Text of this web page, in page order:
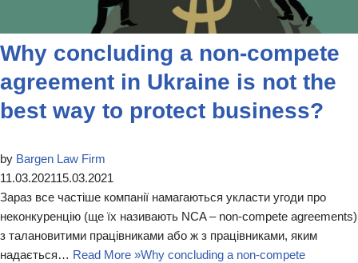
Why concluding a non-compete
agreement in Ukraine is not the
best way to protect business?
by Bargen Law Firm
11.03.202115.03.2021
Зараз все частіше компанії намагаються укласти угоди про
неконкуренцію (ще їх називають NCA – non-compete agreements)
з талановитими працівниками або ж з працівниками, яким
надається… Read More »Why concluding a non-compete